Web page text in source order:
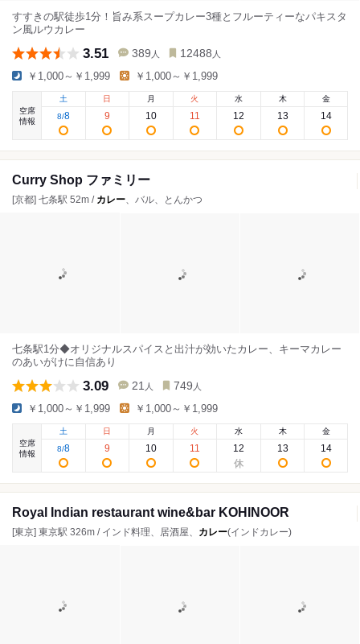
すすきの駅徒歩1分！旨み系スープカレー3種とフルーティーなパキスタ
ン風ルウカレー
3.51 389 人 12488 人
￥1,000～￥1,999 ￥1,000～￥1,999
空席
情報
土
8/8
日
9
月
10
火
11
水
12
木
13
金
14
Curry Shop ファミリー
[京都] 七条駅 52m / カレー、バル、とんかつ
七条駅1分◆オリジナルスパイスと出汁が効いたカレー、キーマカレー
のあいがけに自信あり
3.09 21 人 749 人
￥1,000～￥1,999 ￥1,000～￥1,999
空席
情報
土
8/8
日
9
月
10
火
11
水
12
木
13
金
14
Royal Indian restaurant wine&bar KOHINOOR
[東京] 東京駅 326m / インド料理、居酒屋、 カレー(インドカレー)